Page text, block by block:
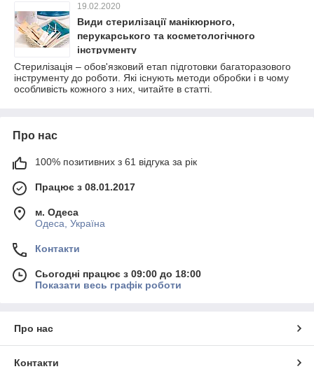
19.02.2020
Види стерилізації манікюрного,
перукарського та косметологічного
інструменту
Стерилізація – обов'язковий етап підготовки багаторазового
інструменту до роботи. Які існують методи обробки і в чому
особливість кожного з них, читайте в статті.
Про нас
100% позитивних з 61 відгука за рік
Працює з 08.01.2017
м. Одеса
Одеса, Україна
Контакти
Сьогодні працює з 09:00 до 18:00
Показати весь графік роботи
Про нас
Контакти